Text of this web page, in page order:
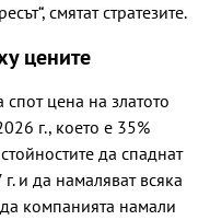
смятат стратезите.
цените
цена на златото
г., което е 35%
да спаднат
и да намаляват всяка
компанията намали